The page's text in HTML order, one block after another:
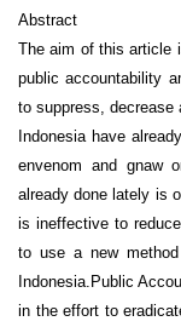
Abstract
The aim of this article
public accountability
to suppress, decrease
Indonesia have
envenom and gnaw
already done lately is
is ineffective to
to use a new
Indonesia.Public
in the effort to